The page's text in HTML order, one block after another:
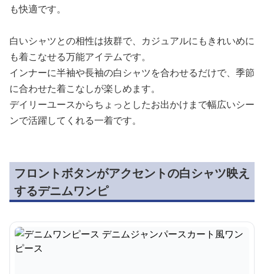
も快適です。
白いシャツとの相性は抜群で、カジュアルにもきれいめに
も着こなせる万能アイテムです。
インナーに半袖や長袖の白シャツを合わせるだけで、季節
に合わせた着こなしが楽しめます。
デイリーユースからちょっとしたお出かけまで幅広いシー
ンで活躍してくれる一着です。
フロントボタンがアクセントの白シャツ映え
するデニムワンピ